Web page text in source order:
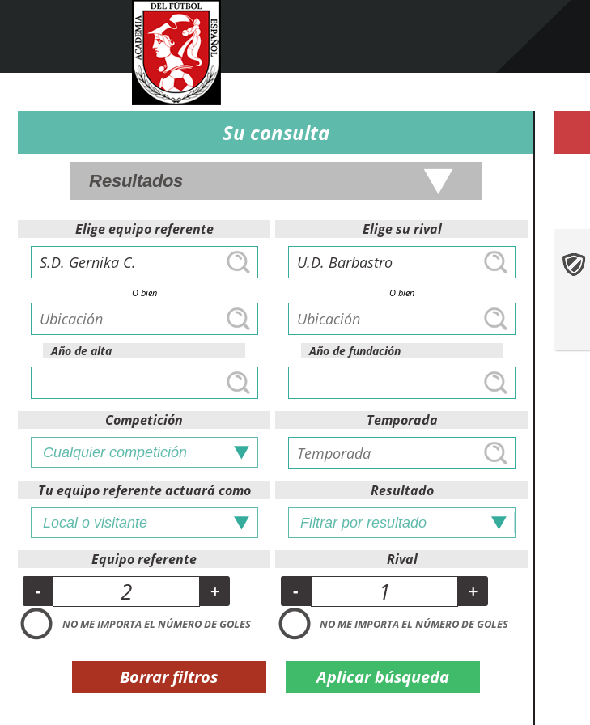
Su consulta
Elige equipo referente
O bien
Año de alta
Elige su rival
O bien
Año de fundación
Competición Temporada
Tu equipo referente actuará como Resultado
Equipo referente
- +
NO ME IMPORTA EL NÚMERO DE GOLES
Rival
- +
NO ME IMPORTA EL NÚMERO DE GOLES
Borrar filtros